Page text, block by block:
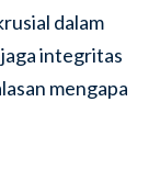
dalam
integritas
mengapa